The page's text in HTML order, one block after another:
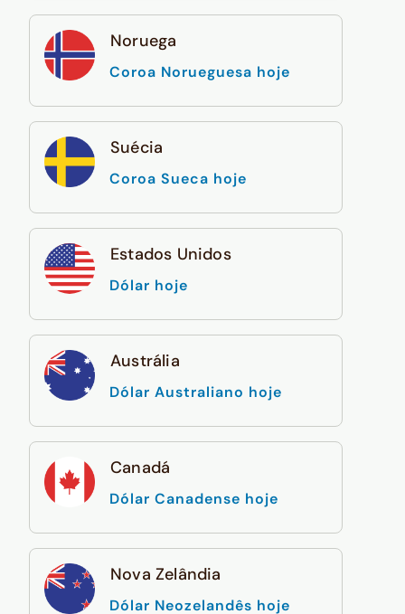
Noruega
Coroa Norueguesa hoje
Suécia
Coroa Sueca hoje
Estados Unidos
Dólar hoje
Austrália
Dólar Australiano hoje
Canadá
Dólar Canadense hoje
Nova Zelândia
Dólar Neozelandês hoje